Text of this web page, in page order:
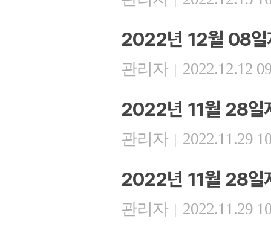
2022년 12월 08일
관리자 | 2022.12.12
2022년 11월 28일
관리자 | 2022.11.29
2022년 11월 28일
관리자 | 2022.11.29